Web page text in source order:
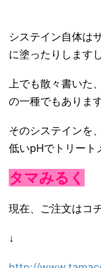
システイン自体は
に塗ったりしますし
上でも散々書いた
の一種でもあります
そのシステインを、
低いpHでトリート
タマみるく
現在、ご注文はコ
↓